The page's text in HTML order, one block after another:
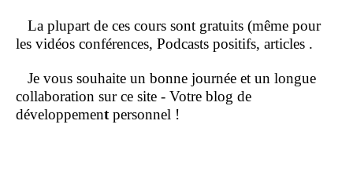
La plupart de ces cours sont gratuits (même pour
les vidéos conférences, Podcasts positifs, articles .
Je vous souhaite un bonne journée et un longue
collaboration sur ce site - Votre blog de
développement personnel !